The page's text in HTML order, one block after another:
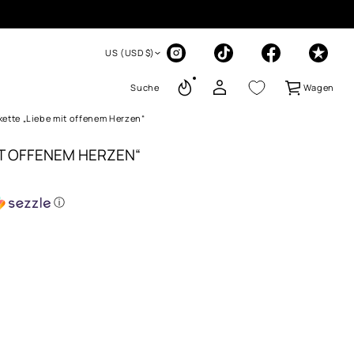
US (USD $)
Suche Wagen
„Liebe mit offenem Herzen“
OFFENEM HERZEN“
ⓘ